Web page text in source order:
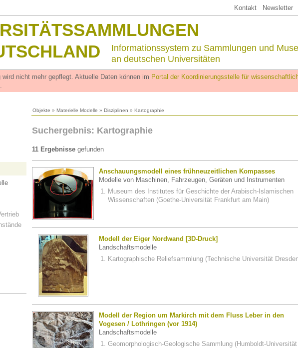
Kontakt Newsletter
Informationssystem zu Sammlungen und
an deutschen Universitäten
wird nicht mehr gepflegt. Aktuelle Daten können im Portal der Koordinierungsstelle für
Objekte » Materielle Modelle » Disziplinen » Kartographie
Suchergebnis: Kartographie
11 Ergebnisse gefunden
Anschauungsmodell eines frühneuzeitlichen Kompasses
Modelle von Maschinen, Fahrzeugen, Geräten und Instrumenten
Museum des Institutes für Geschichte der Arabisch-Islamischen
Wissenschaften (Goethe-Universität Frankfurt am Main)
Modell der Eiger Nordwand [3D-Druck]
Landschaftsmodelle
Kartographische Reliefsammlung (Technische Universität
Modell der Region um Markirch mit dem Fluss Leber in den
Vogesen / Lothringen (vor 1914)
Landschaftsmodelle
Geomorphologisch-Geologische Sammlung (Humboldt-